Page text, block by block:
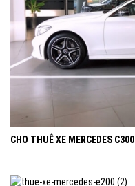
CHO THUÊ XE MERCEDES C300